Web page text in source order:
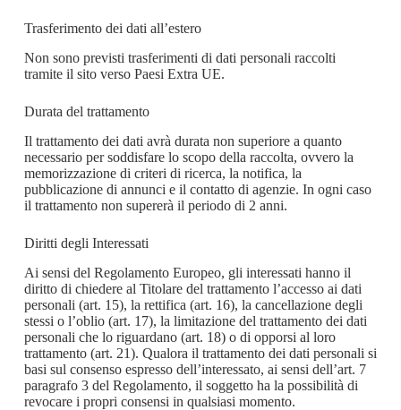
Trasferimento dei dati all’estero
Non sono previsti trasferimenti di dati personali raccolti
tramite il sito verso Paesi Extra UE.
Durata del trattamento
Il trattamento dei dati avrà durata non superiore a quanto
necessario per soddisfare lo scopo della raccolta, ovvero la
memorizzazione di criteri di ricerca, la notifica, la
pubblicazione di annunci e il contatto di agenzie. In ogni caso
il trattamento non supererà il periodo di 2 anni.
Diritti degli Interessati
Ai sensi del Regolamento Europeo, gli interessati hanno il
diritto di chiedere al Titolare del trattamento l’accesso ai dati
personali (art. 15), la rettifica (art. 16), la cancellazione degli
stessi o l’oblio (art. 17), la limitazione del trattamento dei dati
personali che lo riguardano (art. 18) o di opporsi al loro
trattamento (art. 21). Qualora il trattamento dei dati personali si
basi sul consenso espresso dell’interessato, ai sensi dell’art. 7
paragrafo 3 del Regolamento, il soggetto ha la possibilità di
revocare i propri consensi in qualsiasi momento.